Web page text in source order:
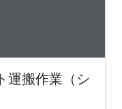
運搬作業（シ